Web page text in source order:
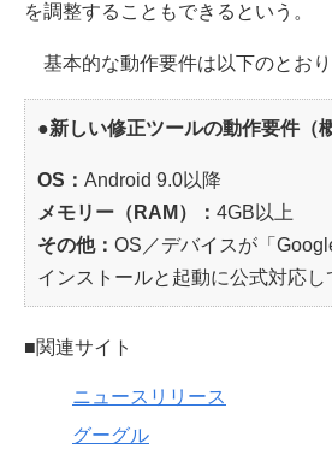
を調整することもできるという。
基本的な動作要件は以下のとおり
●新しい修正ツールの動作要件（
OS： Android 9.0以降
メモリー（RAM）： 4GB以上
その他： OS／デバイスが「
インストールと起動に公式対応し
■関連サイト
ニュースリリース
グーグル